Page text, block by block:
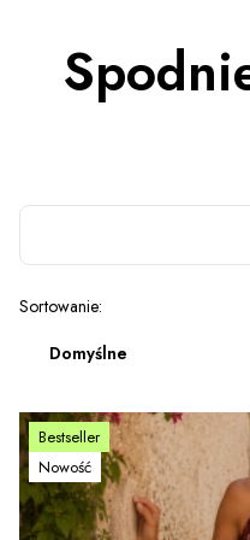
Lista produktów
Sortowanie:
Domyślne
Bestseller
Nowość